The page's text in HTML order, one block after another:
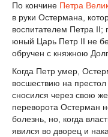
По кончине Петра
в руки Остермана,
воспитателем Петра
юный Царь Петр II не
обручен с княжною
Когда Петр умер,
восшествию на
сносился через свою
переворота Остерман
болезнь, но, когда
явился во дворец и